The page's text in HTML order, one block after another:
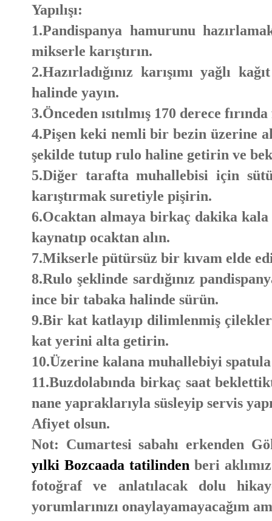
Yapılışı:
1.Pandispanya hamurunu
mikserle karıştırın.
2.Hazırladığınız karışımı yağlı
halinde yayın.
3.Önceden ısıtılmış 170 derece
4.Pişen keki nemli bir bezin üzerine
şekilde tutup rulo haline getirin ve
5.Diğer tarafta muhallebisi için
karıştırmak suretiyle pişirin.
6.Ocaktan almaya birkaç dakika
kaynatıp ocaktan alın.
7.Mikserle pütürsüz bir kıvam elde
8.Rulo şeklinde sardığınız
ince bir tabaka halinde sürün.
9.Bir kat katlayıp dilimlenmiş
kat yerini alta getirin.
10.Üzerine kalana muhallebiyi spatula
11.Buzdolabında birkaç saat
nane yapraklarıyla süsleyip servis
Afiyet olsun.
Not: Cumartesi sabahı erkenden
yılki Bozcaada tatilinden beri
fotoğraf ve anlatılacak dolu
yorumlarınızı onaylayamayacağım